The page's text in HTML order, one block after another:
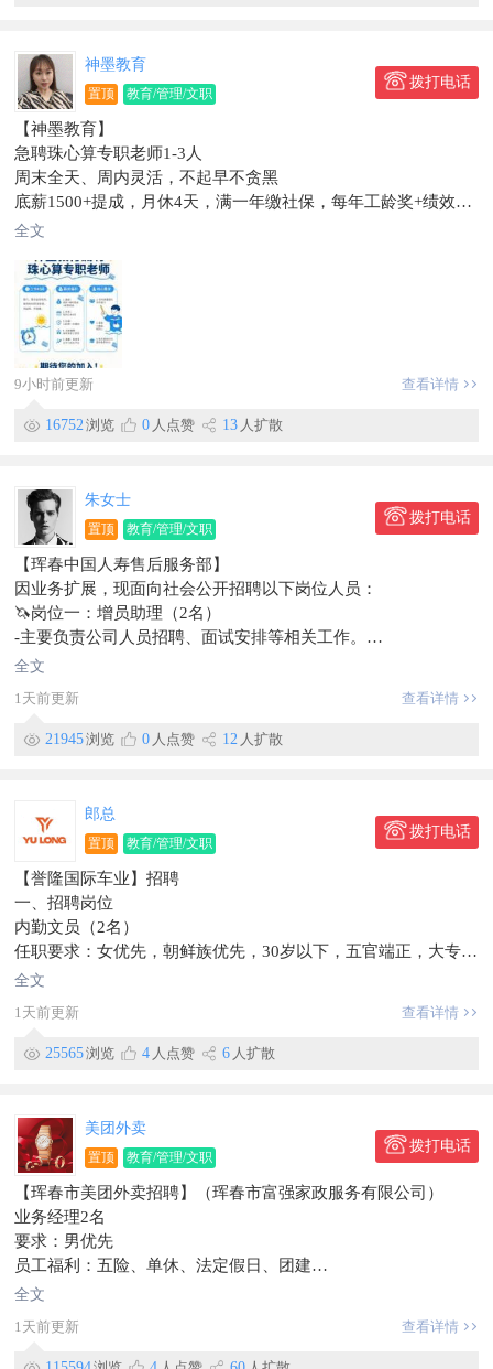
任职要求
1. 会电脑基础操作，打字速度快，会使用聊天软件；有电商客服
经验优先，无经验可培训
2. 心态好，有耐心，情绪稳定，不惧怕客户投诉，沟通表达通顺
3. 做事细心，有责任心，服从排班，能接受电商轮班（有晚班）
4. 了解生鲜农产品电商优先，了解拼多多、抖音、淘宝平台规则
优先
薪资待遇
月休2天，法定福利，简单岗前培训
工作环境室内办公，工作简单上手快
工作地点：悦榕湾
联系电话：131~8091~6353
上班时间：轮班制（早班/晚班，具体面谈）
信息有效期到10月12号
神墨教育
置顶 教育/管理/文职
拨打电话
【神墨教育】
急聘珠心算专职老师1-3人
周末全天、周内灵活，不起早不贪黑
底薪1500+提成，月休4天，满一年缴社保，每年工龄奖+绩效。
完善成长培训平台，零基础可学
​校长电话:151****6616
工作地点珲春
信息有效期到9月15日
全文
9小时前更新 查看详情
16752 浏览 0 人点赞 13 人扩散
朱女士
置顶 教育/管理/文职
拨打电话
【珲春中国人寿售后服务部】
因业务扩展，现面向社会公开招聘以下岗位人员：
🦄岗位一：增员助理（2名）
-主要负责公司人员招聘、面试安排等相关工作。
💰底薪+提成4000-8000元
-负责现有客户的维护与关系管理，工作轻松，周末双休，节假
日休息。
-25—55周岁，高中学历以上，本科或大专学历(有学历证书)，
有销售经验者优先。(高中学历3000-7000元)
[握手]联系人：朱女士
📞电话：156****3866
📍工作地点：东市场附近工商银行对面中国人寿
信息有效期到2026/09/08
全文
1天前更新
查看详情
21945浏览 0 人点赞 12 人扩散
郎总
置顶 教育/管理/文职
拨打电话
【誉隆国际车业】招聘
一、招聘岗位
内勤文员（2名）
任职要求：女优先，朝鲜族优先，30岁以下，五官端正，大专及
以上学历，品行端正、吃苦耐劳、有上进心。熟练掌握办公软
工作内容：负责内勤统计相关业务。辅助会计整理财务资料。
薪资待遇：底薪3200元+餐补+奖金基本+年终奖+五险
有意向者请先投递简历，等待通知面试。
联系电话：139****5828
简历投递邮箱：1027262809@qq.com
工作地址：珲春市合作区
信息有效期到2026/07/26
全文
1天前更新
查看详情
25565浏览 4 人点赞 6 人扩散
美团外卖
置顶 教育/管理/文职
拨打电话
【珲春市美团外卖招聘】（珲春市富强家政服务有限公司）
业务经理2名
要求：男优先
员工福利：五险、单休、法定假日、团建
提供：免费带薪培训，入职即有师傅一对一带教，上升空间大；
美团团队！
综合薪资：5000-8000元，多劳多得。
全文
1天前更新
查看详情